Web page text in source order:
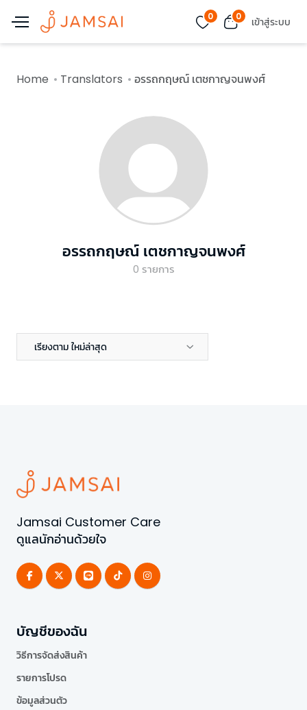
0 0 เข้าสู่ระบบ
Home Translators อรรถกฤษณ์ เตชกาญจนพงศ์
อรรถกฤษณ์ เตชกาญจนพงศ์
0 รายการ
เรียงตาม ใหม่ล่าสุด
Jamsai Customer Care
ดูแลนักอ่านด้วยใจ
บัญชีของฉัน
วิธีการจัดส่งสินค้า
รายการโปรด
ข้อมูลส่วนตัว